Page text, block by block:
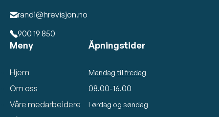
randi@hrevisjon.no
900 19 850
Meny
Hjem
Om oss
Våre medarbeidere
Åpningstider
Mandag til fredag
08.00-16.00
Lørdag og søndag